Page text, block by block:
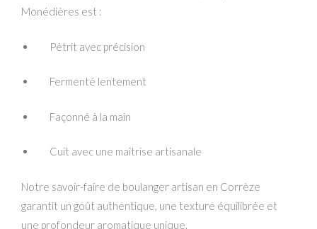
Monédières est :
Pétrit avec précision
Fermenté lentement
Façonné à la main
Cuit avec une maîtrise artisanale
Notre savoir-faire de boulanger artisan en Corrèze
garantit un goût authentique, une texture équilibrée et
une profondeur aromatique unique.